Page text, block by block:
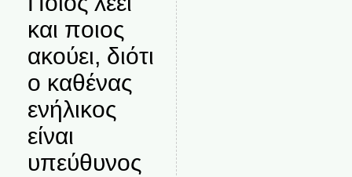
και ποιος
ακούει, διότι
ο καθένας
ενήλικος
είναι
υπεύθυνος